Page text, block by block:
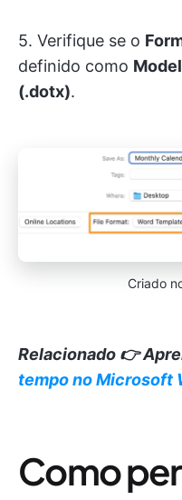
5. Verifique se o
definido como
(.dotx).
Criado
Relacionado 👉
tempo no Microsoft
Como